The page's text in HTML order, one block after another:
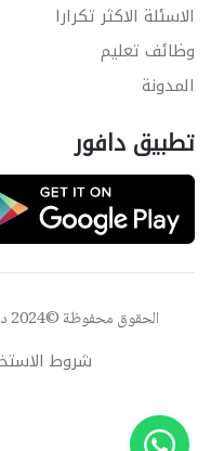
الاسئلة الاكثر تكرارا
وظائف تعليم
المدونة
تطبيق دافور
الحقوق محفوظة ©2024 دافور, أحد مشاريع مجموعة
شروط